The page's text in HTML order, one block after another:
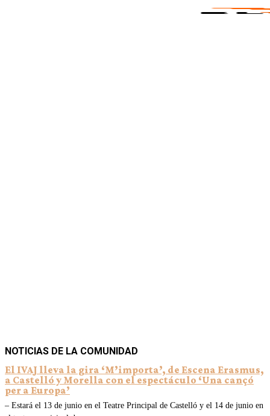
NOTICIAS DE LA COMUNIDAD
El IVAJ lleva la gira ‘M’importa’, de Escena Erasmus,
a Castelló y Morella con el espectáculo ‘Una cançó
per a Europa’
– Estará el 13 de junio en el Teatre Principal de Castelló y el 14 de junio en